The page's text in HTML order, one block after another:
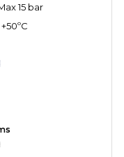
15 bar